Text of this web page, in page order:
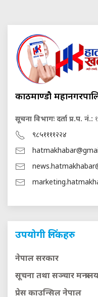
काठमाण्डौ
सूचना विभागः दर्ता प्र.प. नं.:
९८५११११२२४
उपयोगी लिंकहरु
नेपाल सरकार
सूचना तथा सञ्चार मन्त्रालय
प्रेस काउन्सिल नेपाल